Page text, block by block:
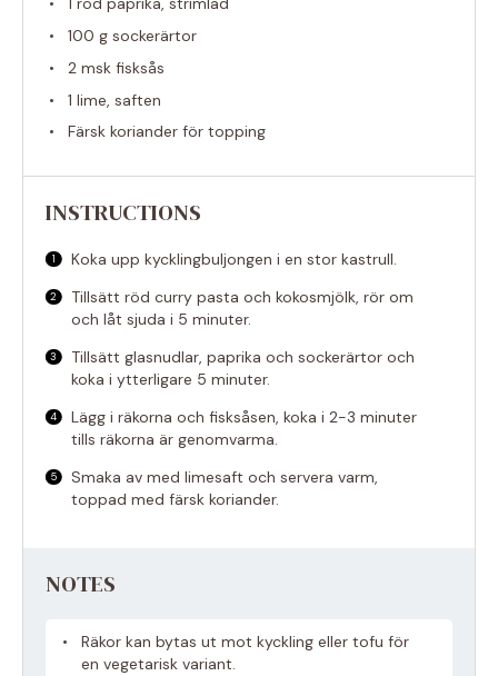
100 g sockerärtor
2 msk fisksås
1 lime, saften
Färsk koriander för topping
INSTRUCTIONS
Koka upp kycklingbuljongen i en stor kastrull.
Tillsätt röd curry pasta och kokosmjölk, rör om
och låt sjuda i 5 minuter.
Tillsätt glasnudlar, paprika och sockerärtor och
koka i ytterligare 5 minuter.
Lägg i räkorna och fisksåsen, koka i 2-3 minuter
tills räkorna är genomvarma.
Smaka av med limesaft och servera varm,
toppad med färsk koriander.
NOTES
Räkor kan bytas ut mot kyckling eller tofu för
en vegetarisk variant.